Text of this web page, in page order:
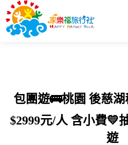
包團遊🚌桃園 後慈
$2999元/人 含小費💛
遊